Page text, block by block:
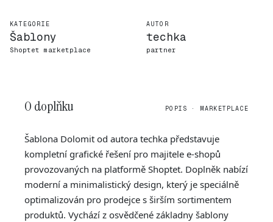
KATEGORIE
Šablony
Shoptet marketplace
AUTOR
techka
partner
O doplňku POPIS · MARKETPLACE
Šablona Dolomit od autora techka představuje
kompletní grafické řešení pro majitele e-shopů
provozovaných na platformě Shoptet. Doplněk nabízí
moderní a minimalistický design, který je speciálně
optimalizován pro prodejce s širším sortimentem
produktů. Vychází z osvědčené základny šablony